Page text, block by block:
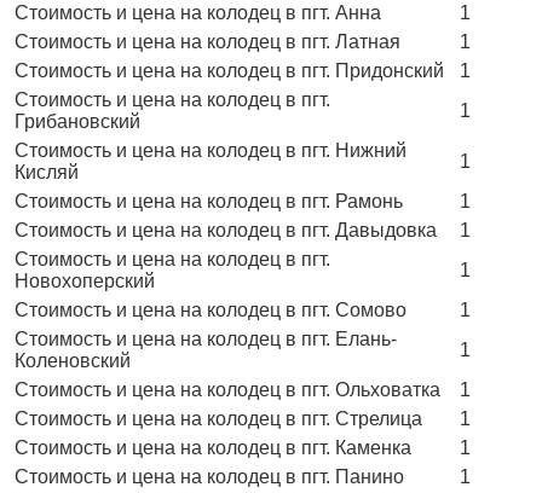
Стоимость и цена на колодец в пгт. Анна
1
Стоимость и цена на колодец в пгт. Латная
1
Стоимость и цена на колодец в пгт. Придонский
1
Стоимость и цена на колодец в пгт.
Грибановский
1
Стоимость и цена на колодец в пгт. Нижний
Кисляй
1
Стоимость и цена на колодец в пгт. Рамонь
1
Стоимость и цена на колодец в пгт. Давыдовка
1
Стоимость и цена на колодец в пгт.
Новохоперский
1
Стоимость и цена на колодец в пгт. Сомово
1
Стоимость и цена на колодец в пгт. Елань-
Коленовский
1
Стоимость и цена на колодец в пгт. Ольховатка
1
Стоимость и цена на колодец в пгт. Стрелица
1
Стоимость и цена на колодец в пгт. Каменка
1
Стоимость и цена на колодец в пгт. Панино
1